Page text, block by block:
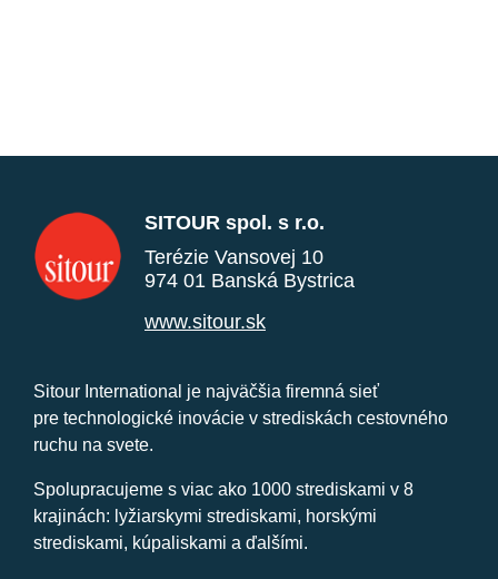
SITOUR spol. s r.o.
Terézie Vansovej 10
974 01 Banská Bystrica
www.sitour.sk
Sitour International je najväčšia firemná sieť
pre technologické inovácie v strediskách cestovného
ruchu na svete.
Spolupracujeme s viac ako 1000 strediskami v 8
krajinách: lyžiarskymi strediskami, horskými
strediskami, kúpaliskami a ďalšími.